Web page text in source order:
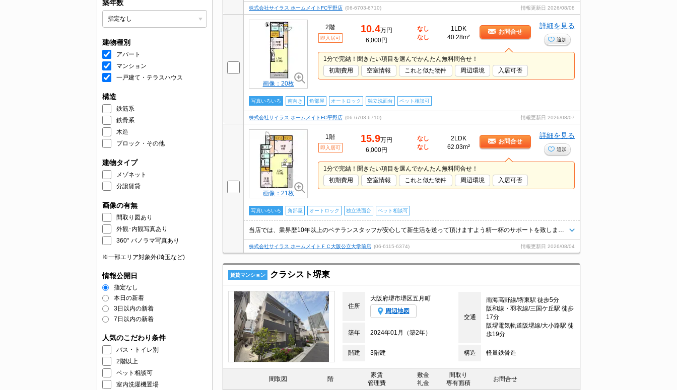
築年数
建物種別
アパート
マンション
一戸建て・テラスハウス
構造
鉄筋系
鉄骨系
木造
ブロック・その他
建物タイプ
メゾネット
分譲賃貸
画像の有無
間取り図あり
外観･内観写真あり
360° パノラマ写真あり
※一部エリア対象外(埼玉など)
情報公開日
指定なし
本日の新着
3日以内の新着
7日以内の新着
人気のこだわり条件
バス・トイレ別
2階以上
ペット相談可
室内洗濯機置場
株式会社サイラス ホームメイトFC平野店 (06-6703-6710) 情報更新日 2026/08/08
画像：20枚
2階
即入居可
10.4万円
6,000円
なし
なし
1LDK
40.28m²
お問合せ
詳細を見る
追加
1分で完結！聞きたい項目を選んでかんたん無料問合せ！
初期費用
空室情報 これと似た物件 周辺環境 入居可否
写真いろいろ 南向き 角部屋 オートロック 独立洗面台 ペット相談可
株式会社サイラス ホームメイトFC平野店 (06-6703-6710) 情報更新日 2026/08/07
画像：21枚
1階
即入居可
15.9万円
6,000円
なし
なし
2LDK
62.03m²
お問合せ
詳細を見る
追加
1分で完結！聞きたい項目を選んでかんたん無料問合せ！
初期費用
空室情報 これと似た物件 周辺環境 入居可否
写真いろいろ 角部屋 オートロック 独立洗面台 ペット相談可
株式会社サイラス ホームメイトＦＣ大阪公立大学前店 (06-6115-6374) 情報更新日 2026/08/04
賃貸マンション クラシスト堺東
住所
大阪府堺市堺区五月町
周辺地図
交通
南海高野線/堺東駅 徒歩5分
阪和線・羽衣線/三国ケ丘駅 徒歩
17分
阪堺電気軌道阪堺線/大小路駅 徒
歩19分
築年 2024年01月（築2年）
階建 3階建 構造 軽量鉄骨造
間取図 階
家賃
管理費
敷金
礼金
間取り
専有面積
お問合せ